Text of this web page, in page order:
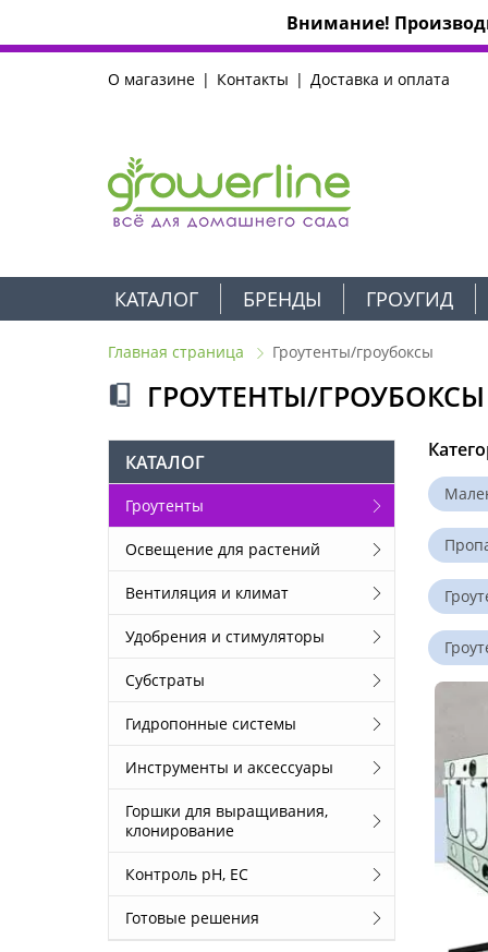
Внимание!
О магазине Контакты Доставка и оплата
КАТАЛОГ БРЕНДЫ ГРОУГИД
Главная страница Гроутенты/гроубоксы
ГРОУТЕНТЫ/ГРОУБОКСЫ
КАТАЛОГ
Гроутенты
Освещение для растений
Вентиляция и климат
Удобрения и стимуляторы
Субстраты
Гидропонные системы
Инструменты и аксессуары
Горшки для выращивания,
клонирование
Контроль pH, EС
Готовые решения